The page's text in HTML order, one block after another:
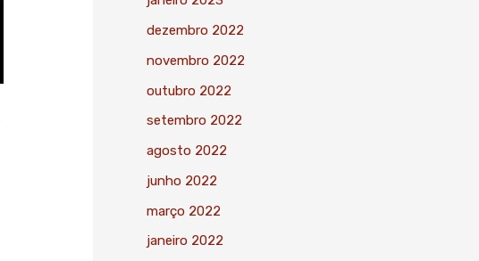
dezembro 2022
novembro 2022
outubro 2022
setembro 2022
agosto 2022
junho 2022
março 2022
janeiro 2022